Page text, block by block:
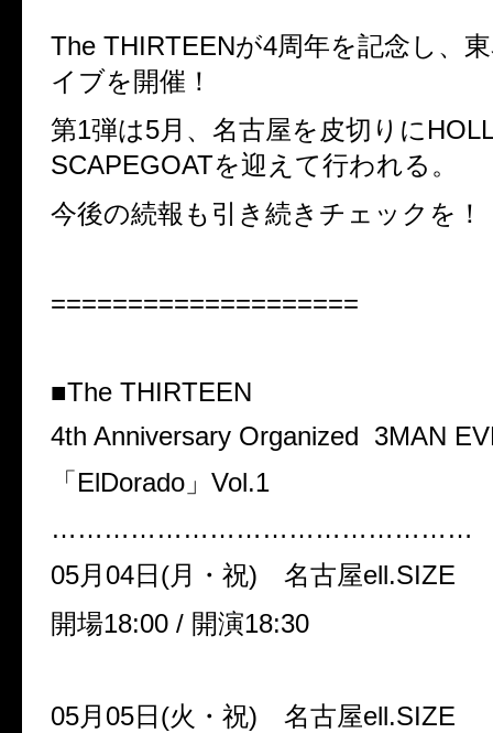
The THIRTEENが4周年を記念し、
イブを開催！
第1弾は5月、名古屋を皮切りに
SCAPEGOATを迎えて行われる。
今後の続報も引き続きチェックを！
====================
■The THIRTEEN
4th Anniversary Organized 3MAN
「 ElDorado 」 Vol.1
…………………………………………
05月04日(月・祝) 名古屋ell.SIZE
開場18:00 / 開演18:30
05月05日(火・祝) 名古屋ell.SIZE